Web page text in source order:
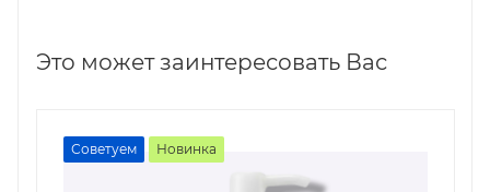
Это может заинтересовать Вас
Советуем Новинка